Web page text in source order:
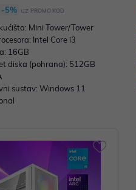
5% uz PROMO KOD
Mini Tower/Tower
Intel Core i3
16GB
diska (pohrana): 512GB
sustav: Windows 11